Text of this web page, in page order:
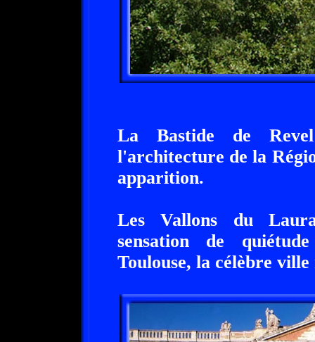
La Bastide de
l'architecture de la
apparition.
Les Vallons du
sensation de
Toulouse, la célèbre ville